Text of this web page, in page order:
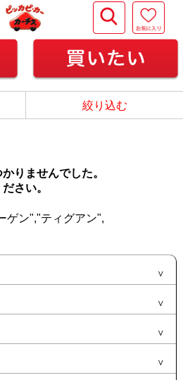
絞り込む
りませんでした。
さい。
ゲン","ティグアン",